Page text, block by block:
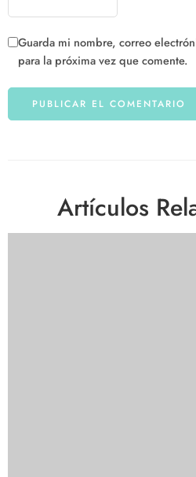
Guarda mi nombre, correo
para la próxima vez que comente.
Artículos